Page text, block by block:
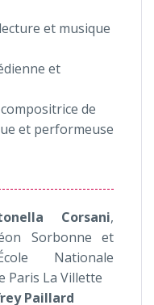
et musique
et
de
et performeuse
Corsani,
Sorbonne et
Nationale
Paris La Villette
Paillard